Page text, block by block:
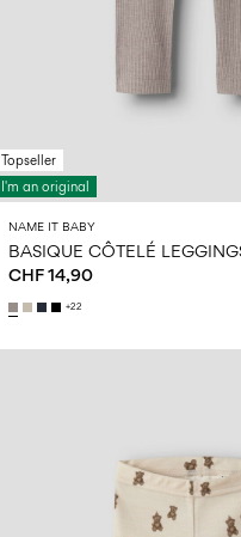
Topseller
I'm an original
NAME IT BABY
BASIQUE CÔTELÉ
CHF 14,90
+22